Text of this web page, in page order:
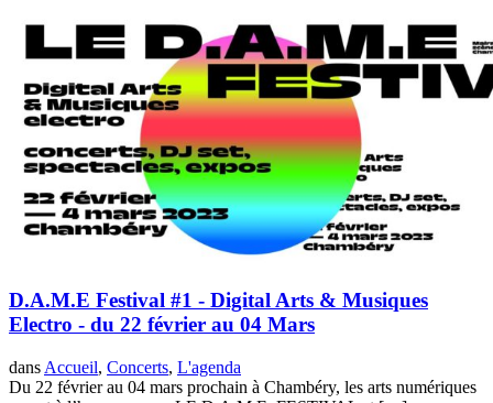
D.A.M.E Festival #1 - Digital Arts & Musiques
Electro - du 22 février au 04 Mars
dans Accueil, Concerts, L'agenda
Du 22 février au 04 mars prochain à Chambéry, les arts numériques